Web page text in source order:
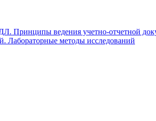
Принципы ведения учетно-отчетной
Лабораторные методы исследований